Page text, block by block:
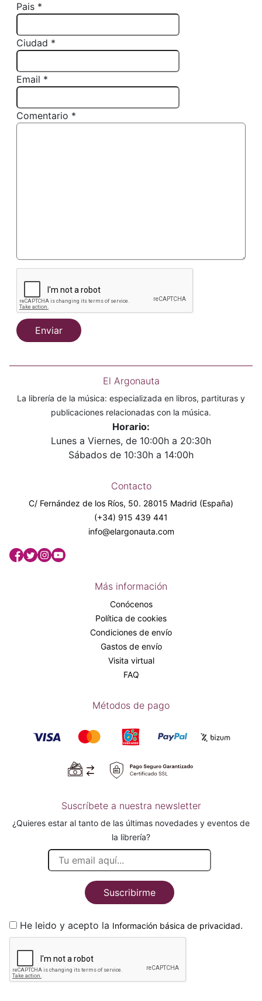
Pais *
Ciudad *
Email *
Comentario *
Enviar
El Argonauta
La librería de la música: especializada en libros, partituras y
publicaciones relacionadas con la música.
Horario:
Lunes a Viernes, de 10:00h a 20:30h
Sábados de 10:30h a 14:00h
Contacto
C/ Fernández de los Ríos, 50. 28015 Madrid (España)
(+34) 915 439 441
info@elargonauta.com
Más información
Conócenos
Política de cookies
Condiciones de envío
Gastos de envío
Visita virtual
FAQ
Métodos de pago
Suscríbete a nuestra newsletter
¿Quieres estar al tanto de las últimas novedades y eventos de
la librería?
Suscribirme
He leido y acepto la Información básica de privacidad.